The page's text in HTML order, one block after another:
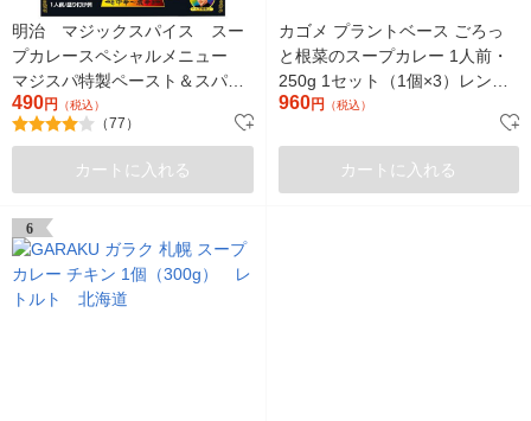
明治 マジックスパイス スー
プカレースペシャルメニュー
マジスパ特製ペースト＆スパイ
スミックス付 307g 244839
490円 （税込）
（77）
カートに入れる
カゴメ プラントベース ごろっ
と根菜のスープカレー 1人前・
250g 1セット（1個×3）レンジ
対応 レトルト
960円 （税込）
カートに入れる
6